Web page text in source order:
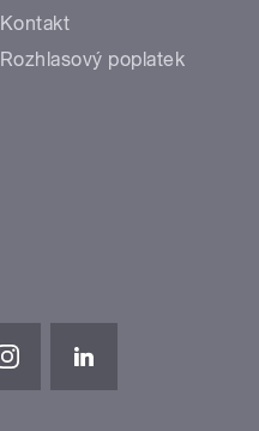
Kontakt
Rozhlasový poplatek